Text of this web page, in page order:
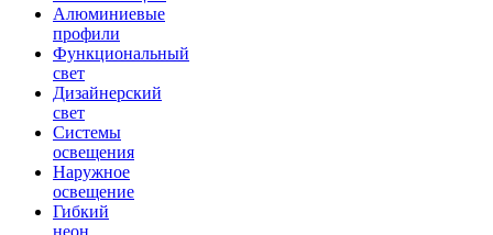
Алюминиевые
профили
Функциональный
свет
Дизайнерский
свет
Системы
освещения
Наружное
освещение
Гибкий
неон